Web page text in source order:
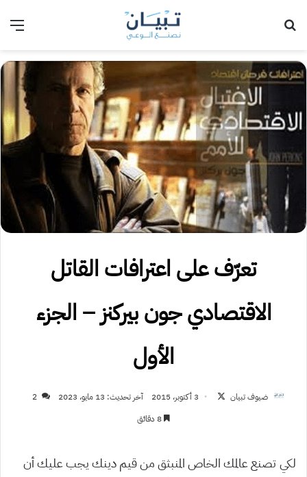
تعرّف على اعترافات القاتل
الاقتصادي جون بيركنز – الجزء
الأول
ضيوف تبيان
تابع
3 أكتوبر، 2015 آخر تحديث: 13 مايو، 2023
2
لكي تصنع عالمك الخاص المنبثق من قيم دينك يجب عليك أن